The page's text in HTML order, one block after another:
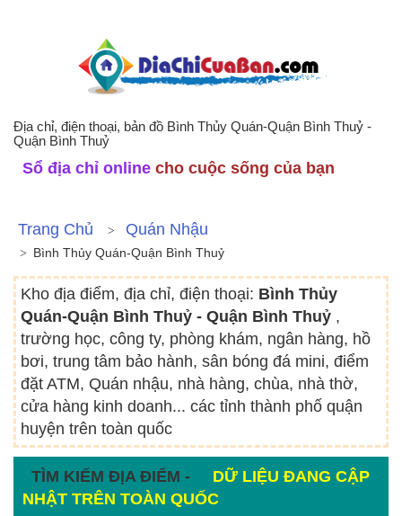
Địa chỉ, điện thoại, bản đồ Bình Thủy Quán-Quận Bình Thuỷ -
Quận Bình Thuỷ
Sổ địa chỉ online cho cuộc sống của bạn
Trang Chủ Quán Nhậu
Bình Thủy Quán-Quận Bình Thuỷ
Kho địa điểm, địa chỉ, điện thoại: Bình Thủy
Quán-Quận Bình Thuỷ - Quận Bình Thuỷ ,
trường học, công ty, phòng khám, ngân hàng, hồ
bơi, trung tâm bảo hành, sân bóng đá mini, điểm
đặt ATM, Quán nhậu, nhà hàng, chùa, nhà thờ,
cửa hàng kinh doanh... các tỉnh thành phố quận
huyện trên toàn quốc
TÌM KIẾM ĐỊA ĐIỂM -
DỮ LIỆU ĐANG CẬP
NHẬT TRÊN TOÀN QUỐC